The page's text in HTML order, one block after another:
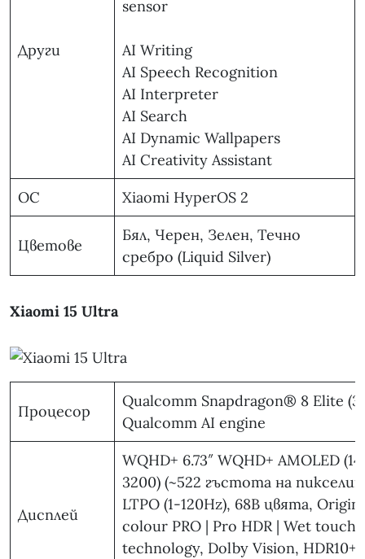
Други
sensor
AI Writing
AI Speech Recognition
AI Interpreter
AI Search
AI Dynamic Wallpapers
AI Creativity Assistant
ОС
Xiaomi HyperOS 2
Цветове
Бял, Черен, Зелен, Течно
сребро (Liquid Silver)
Xiaomi 15 Ultra
Процесор
Qualcomm Snapdragon® 8 Elite (3
Qualcomm AI engine
Дисплей
WQHD+ 6.73″ WQHD+ AMOLED
3200) (~522 гъстота на
LTPO (1-120Hz), 68B цвята,
colour PRO | Pro HDR | Wet touch
technology, Dolby Vision, HDR10+,